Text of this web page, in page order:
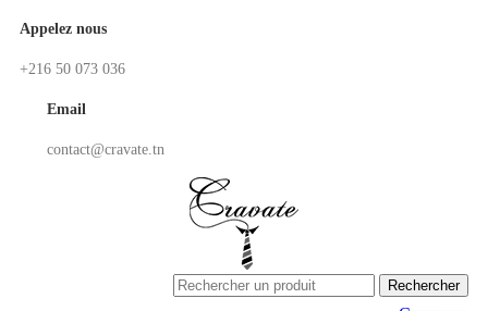
Appelez nous
+216 50 073 036
Email
contact@cravate.tn
Rechercher